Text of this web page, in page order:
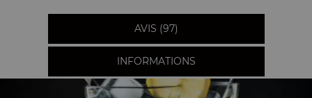
AVIS (97)
INFORMATIONS